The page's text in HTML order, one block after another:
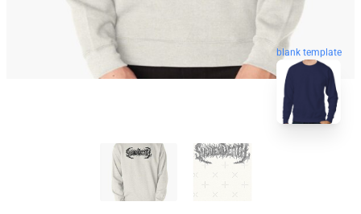
blank template